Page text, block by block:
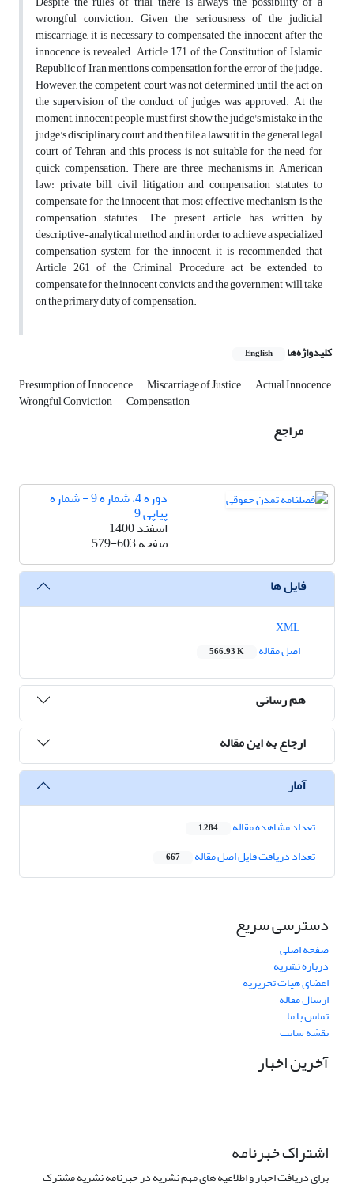
wrongful conviction. Given the seriousness of the judicial
miscarriage, it is necessary to compensated the innocent after the
innocence is revealed. Article 171 of the Constitution of Islamic
Republic of Iran mentions compensation for the error of the judge.
However, the competent court was not determined until the act on
the supervision of the conduct of judges was approved. At the
moment, innocent people must first show the judge's mistake in the
judge's disciplinary court and then file a lawsuit in the general legal
court of Tehran and this process is not suitable for the need for
quick compensation. There are three mechanisms in American
law: private bill, civil litigation and compensation statutes to
compensate for the innocent that most effective mechanism is the
compensation statutes. The present article has written by
descriptive-analytical method and in order to achieve a specialized
compensation system for the innocent, it is recommended that
Article 261 of the Criminal Procedure act be extended to
compensate for the innocent convicts and the government will take
on the primary duty of compensation.
کلیدواژه‌ها English
Presumption of Innocence Miscarriage of Justice Actual Innocence
Wrongful Conviction Compensation
مراجع
دوره 4، شماره 9 - شماره
پیاپی 9
اسفند 1400
صفحه579-603
فایل ها
اصل مقاله
566.93 K
هم رسانی
ارجاع به این مقاله
آمار
تعداد مشاهده مقاله 1,284
تعداد دریافت فایل اصل مقاله 667
دسترسی سریع
صفحه اصلی
درباره نشریه
اعضای هیات تحریریه
ارسال مقاله
تماس با ما
نقشه سایت
آخرین اخبار
اشتراک خبرنامه
برای دریافت اخبار و اطلاعیه های مهم نشریه در خبرنامه نشریه مشترک